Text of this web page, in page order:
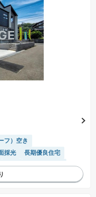
フ）空き
採光
長期優良住宅
角地
温水洗浄便座
ット35適合